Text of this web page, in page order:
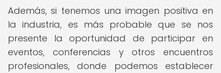
Además, si tenemos una imagen positiva en
la industria, es más probable que se nos
presente la oportunidad de participar en
eventos, conferencias y otros encuentros
profesionales, donde podemos establecer